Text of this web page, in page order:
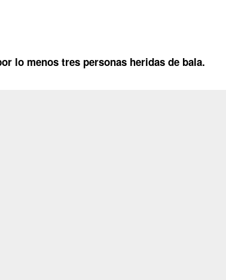
lo menos tres personas heridas de bala.